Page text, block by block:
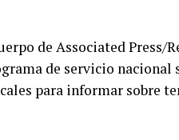
de Associated
de servicio nacional
para informar sobre